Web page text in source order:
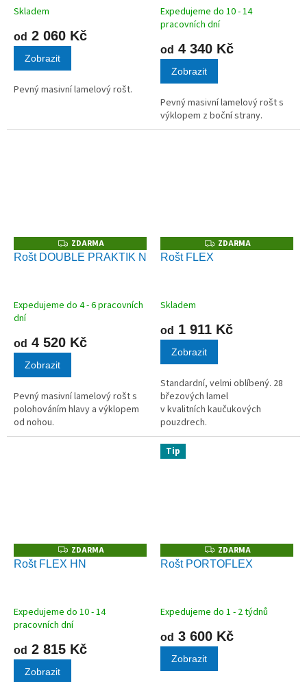
Skladem
od 2 060 Kč
Zobrazit
Pevný masivní lamelový rošt.
Expedujeme do 10 - 14
pracovních dní
od 4 340 Kč
Zobrazit
Pevný masivní lamelový rošt s
výklopem z boční strany.
Z
D
A
ZDARMA
Rošt DOUBLE PRAKTIK N
Expedujeme do 4 - 6 pracovních
dní
od 4 520 Kč
Zobrazit
Pevný masivní lamelový rošt s
polohováním hlavy a výklopem
od nohou.
Z
D
ZDARMA
Rošt FLEX
Skladem
od 1 911 Kč
Zobrazit
Standardní, velmi oblíbený. 28
březových lamel
v kvalitních kaučukových
pouzdrech.
Z
D
A
ZDARMA
Rošt FLEX HN
Expedujeme do 10 - 14
pracovních dní
od 2 815 Kč
Zobrazit
Tip
Z
D
A
ZDARMA
Rošt PORTOFLEX
Expedujeme do 1 - 2 týdnů
od 3 600 Kč
Zobrazit